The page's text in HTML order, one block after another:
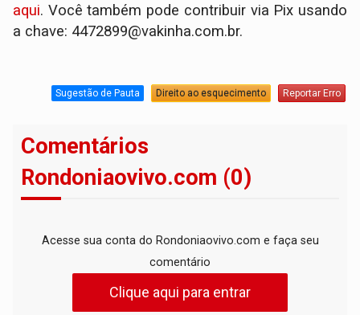
aqui. Você também pode contribuir via Pix usando
a chave: 4472899@vakinha.com.br.
Sugestão de Pauta Direito ao esquecimento Reportar Erro
Comentários
Rondoniaovivo.com (0)
Acesse sua conta do Rondoniaovivo.com e faça seu
comentário
Clique aqui para entrar